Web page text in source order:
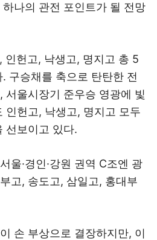
나의 관전 포인트가 될 전망
인헌고, 낙생고, 명지고 총 5
구승채를 축으로 탄탄한 전
서울시장기 준우승 영광에 빛
인헌고, 낙생고, 명지고 모두
선보이고 있다.
울·경인·강원 권역 C조엔 광
고, 송도고, 삼일고, 홍대부
손 부상으로 결장하지만, 이